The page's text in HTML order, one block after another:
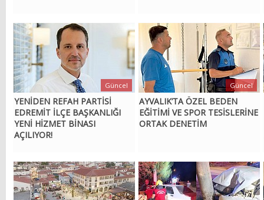
YENİDEN REFAH PARTİSİ
EDREMİT İLÇE BAŞKANLIĞI
YENİ HİZMET BİNASI
AÇILIYOR!
Güncel
AYVALIK’TA ÖZEL BEDEN
EĞİTİMİ VE SPOR TESİSLERİNE
ORTAK DENETİM
Güncel